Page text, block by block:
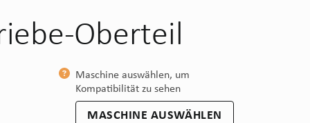
Oberteil
Maschine auswählen, um
Kompatibilität zu sehen
MASCHINE AUSWÄHLEN